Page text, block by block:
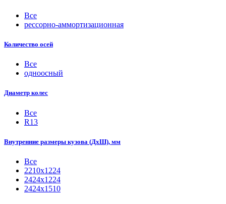
Все
рессорно-аммортизационная
Количество осей
Все
одноосный
Диаметр колес
Все
R13
Внутренние размеры кузова (ДхШ), мм
Все
2210х1224
2424х1224
2424х1510